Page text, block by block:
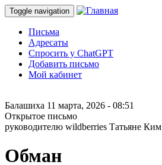
Toggle navigation
Письма
Адресаты
Спросить у ChatGPT
Добавить письмо
Мой кабинет
Балашиха 11 марта, 2026 - 08:51
Открытое письмо
руководителю wildberries Татьяне Ким
Обман